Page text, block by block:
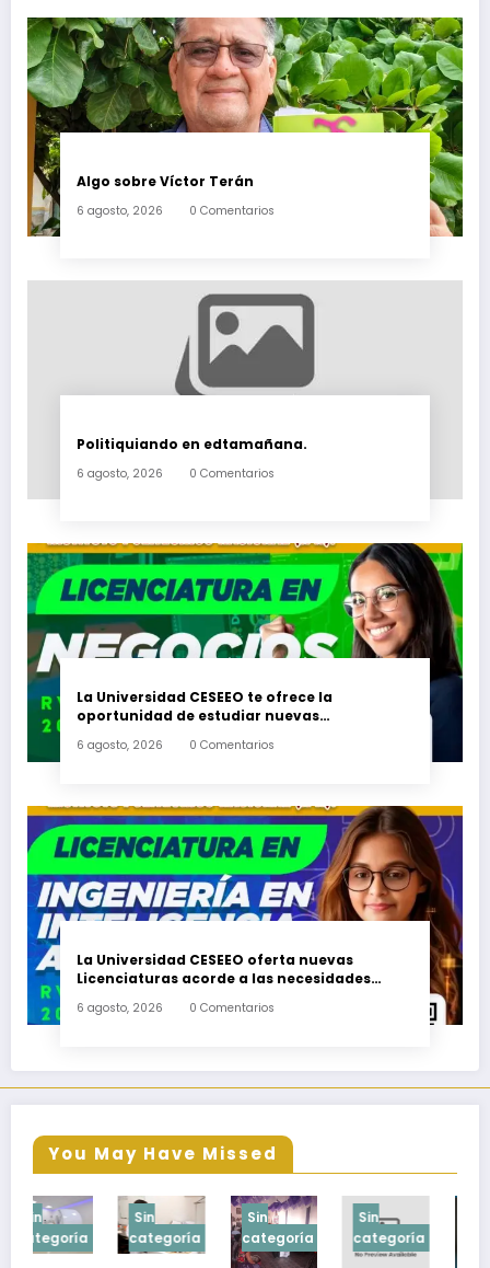
Algo sobre Víctor Terán
6 agosto, 2026 0 Comentarios
Politiquiando en edtamañana.
6 agosto, 2026 0 Comentarios
La Universidad CESEEO te ofrece la
oportunidad de estudiar nuevas
Escondido, Ixtepec y en la Matriz Juchitán.
6 agosto, 2026 0 Comentarios
La Universidad CESEEO oferta nuevas
Licenciaturas acorde a las necesidades
nivel medio superior
6 agosto, 2026 0 Comentarios
You May Have Missed
Sin
categoría
Sin
categoría
Sin
categoría
Sin
categoría